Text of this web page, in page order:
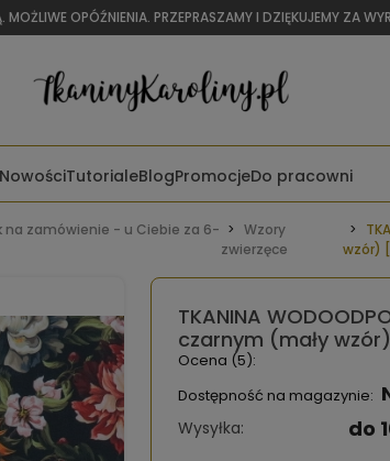
OPÓŹNIENIA. PRZEPRASZAMY I DZIĘKUJEMY ZA
NowościTutorialeBlogPromocjeDo pracowni
na zamówienie - u Ciebie za 6-
Wzory
zwierzęce
wzór)
TKANINA
czarnym (mały
Ocena (5):
Dostępność na magazynie:
Wysyłka: do